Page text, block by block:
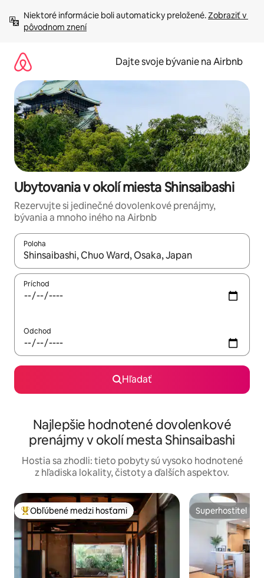
obsah.
Niektoré informácie boli automaticky preložené. Zobraziť v
pôvodnom znení
Dajte svoje bývanie na Airbnb
Ubytovania v okolí miesta Shinsaibashi
Rezervujte si jedinečné dovolenkové prenájmy,
bývania a mnoho iného na Airbnb
Poloha
Keď budú výsledky k dispozícii, môžete si ich prechádzať
Príchod
Odchod
Hľadať
Najlepšie hodnotené dovolenkové
prenájmy v okolí mesta Shinsaibashi
Hostia sa zhodli: tieto pobyty sú vysoko hodnotené
z hľadiska lokality, čistoty a ďalších aspektov.
Najobľúbenejšie medzi hosťami
Obľúbené medzi hosťami Superhostiteľ
Superhostiteľ